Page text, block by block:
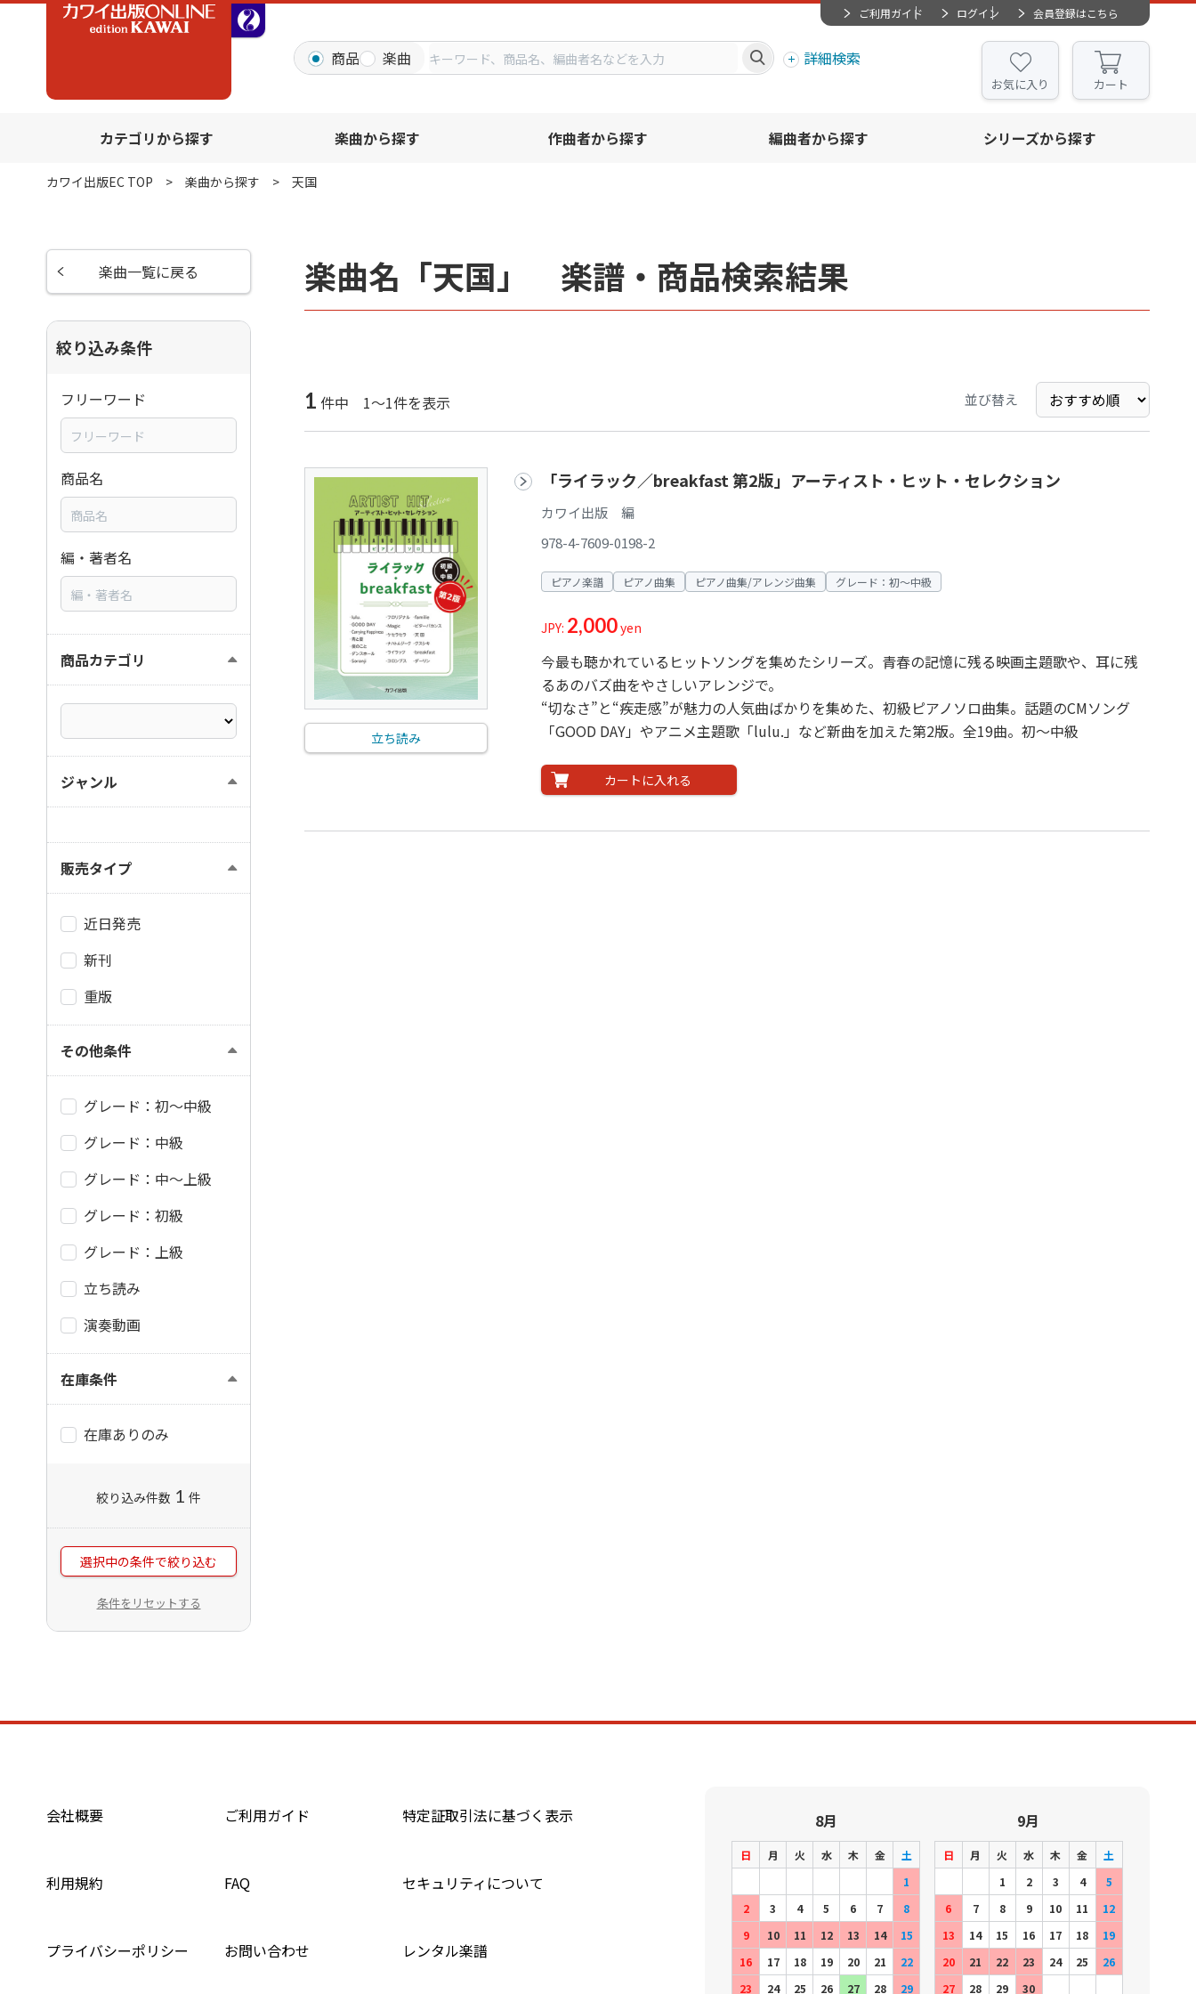
ご利用ガイド ログイン 会員登録はこちら
商品 楽曲 詳細検索
お気に入り カート
カテゴリから探す 楽曲から探す 作曲者から探す 編曲者から探す シリーズから探す
カワイ出版EC TOP 楽曲から探す 天国
楽曲名「天国」 楽譜・商品検索結果
1 件中 1～1件を表示 並び替え
立ち読み
「ライラック／breakfast 第2版」アーティスト・ヒット・セレクション
カワイ出版 編
978-4-7609-0198-2
ピアノ楽譜 ピアノ曲集 ピアノ曲集/アレンジ曲集 グレード：初～中級
JPY: 2,000yen
今最も聴かれているヒットソングを集めたシリーズ。青春の記憶に残る映画主題歌や、耳に残
るあのバズ曲をやさしいアレンジで。
“切なさ”と“疾走感”が魅力の人気曲ばかりを集めた、初級ピアノソロ曲集。話題のCMソング
「GOOD DAY」やアニメ主題歌「lulu.」など新曲を加えた第2版。全19曲。初〜中級
カートに入れる
楽曲一覧に戻る
絞り込み条件
フリーワード
商品名
編・著者名
商品カテゴリ
ジャンル
販売タイプ
近日発売
新刊
重版
その他条件
グレード：初～中級
グレード：中級
グレード：中～上級
グレード：初級
グレード：上級
立ち読み
演奏動画
在庫条件
在庫ありのみ
絞り込み件数 1 件
選択中の条件で絞り込む
条件をリセットする
会社概要 ご利用ガイド 特定証取引法に基づく表示
利用規約 FAQ セキュリティについて
プライバシーポリシー お問い合わせ レンタル楽譜
8月
日 月 火 水 木 金
土
1
2
3 4 5 6 7
8
9
10 11 12 13 14
15
16
17 18 19 20 21
22
23
24 25 26 27 28 29
9月
日 月 火 水 木 金
土
1
2 3 4
5
6
7 8 9 10 11
12
13
14 15 16 17 18
19
20
21 22 23 24 25
26
27
28 29 30